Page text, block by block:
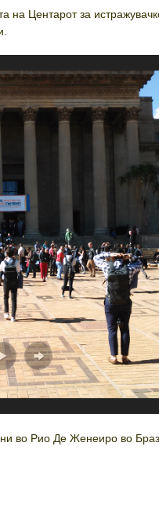
на Центарот за
во Рио Де Женеиро во